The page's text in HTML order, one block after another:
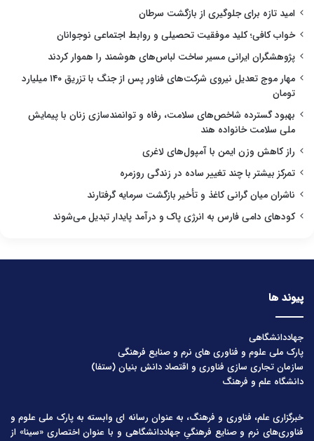
امید تازه برای جلوگیری از بازگشت سرطان
خواب کافی؛ کلید موفقیت تحصیلی و روابط اجتماعی نوجوانان
پژوهشگران ایرانی مسیر ساخت لباس‌های هوشمند را هموار کردند
مهار موج تعدیل نیروی شرکت‌های فناور پس از جنگ با تزریق ۱۴۰ میلیارد
تومان
بهبود گسترده شاخص‌های سلامت، رفاه و توانمندسازی زنان با پیمایش
ملی سلامت خانواده هند
راز کاهش وزن ایمن با آمپول‌های لاغری
تمرکز بیشتر با چند تغییر ساده در زندگی روزمره
ناشران میان گرانی کاغذ و تأخیر بازگشت سرمایه گرفتارند
کودهای دامی فارس به انرژی پاک و درآمد پایدار تبدیل می‌شوند
پیوند ها
جهاددانشگاهی
پارک ملی علوم و فناوری های نرم و صنایع فرهنگی
سازمان تجاری سازی فناوری و اقتصاد دانش بنیان (ستفا)
دانشگاه علم و فرهنگ
خبرگزاری علم، فناوری و فرهنگ، به عنوان رسانه ای وابسته به پارک ملی علوم و
فناوری‌های نرم و صنایع فرهنگیِ جهاددانشگاهی و با عنوان اختصاری «سینا» از